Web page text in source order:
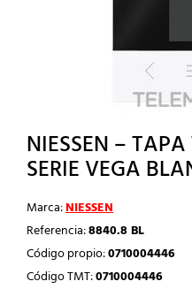
NIESSEN –
SERIE VEGA
Marca:NIESSEN
Referencia:8840.8 BL
Código propio:0710004446
Código TMT:0710004446